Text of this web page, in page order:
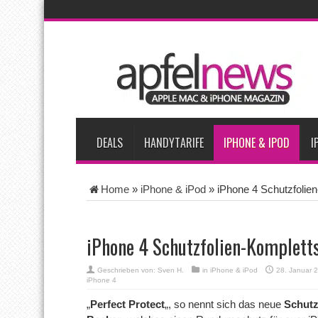
iPhone Ultra lässt Verkauf faltbarer Smartphones 2026 um 20
iPhone 18 Pro: Diese 3 großen Upgrades bringt das Top-Modell
iPhone Air 2 für Anfang 2027 erwartet Apples vermutete
Apple erzielt 49 Prozent des weltweiten Smartphone-
DEALS HANDYTARIFE IPHONE & IPOD
Home » iPhone & iPod » iPhone 4
iPhone 4 Schutzfolien-
Geschrieben von: Sven H. in iPhone & iPod 28. Januar
iPhone 4
„Perfect Protect„, so nennt sich das neue